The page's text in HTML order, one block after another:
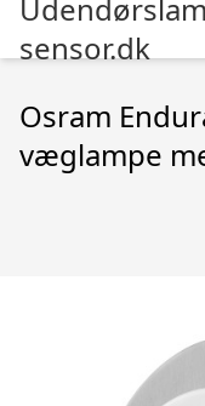
sensor.dk
Osram
væglampe